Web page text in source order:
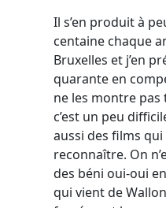
Il s’en produit à
centaine chaque
Bruxelles et j’en
quarante en
ne les montre pas
c’est un peu
aussi des films
reconnaître. On
des béni oui-oui
qui vient de